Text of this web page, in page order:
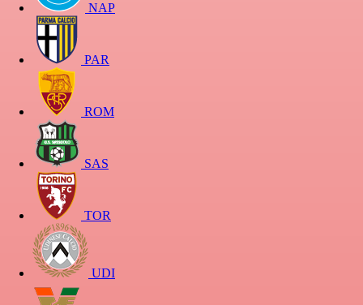
NAP
PAR
ROM
SAS
TOR
UDI